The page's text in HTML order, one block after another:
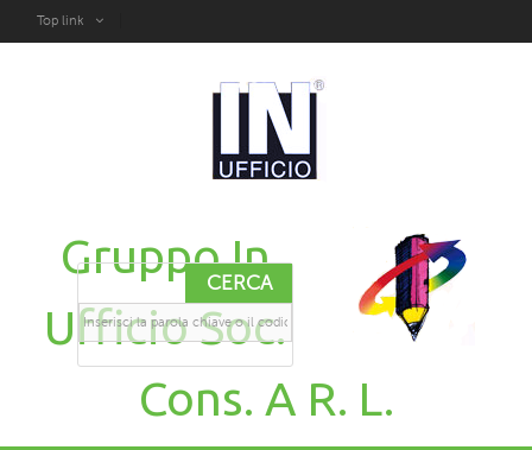
Top link
Gruppo In
Ufficio Soc.
Cons. A R. L.
CERCA